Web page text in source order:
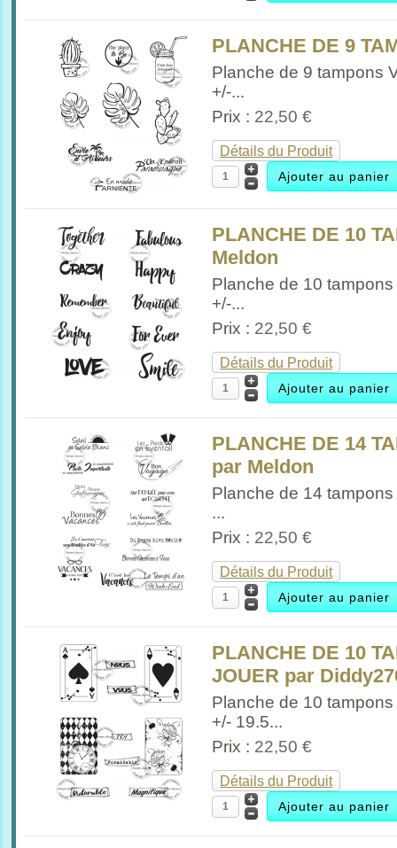
PLANCHE DE 9
Planche de 9 tampons
+/-...
Prix : 22,50 €
Détails du Produit
PLANCHE DE 10
Meldon
Planche de 10
+/-...
Prix : 22,50 €
Détails du Produit
PLANCHE DE 14
par Meldon
Planche de 14
...
Prix : 22,50 €
Détails du Produit
PLANCHE DE 10
JOUER par
Planche de 10 tampons
+/- 19.5...
Prix : 22,50 €
Détails du Produit